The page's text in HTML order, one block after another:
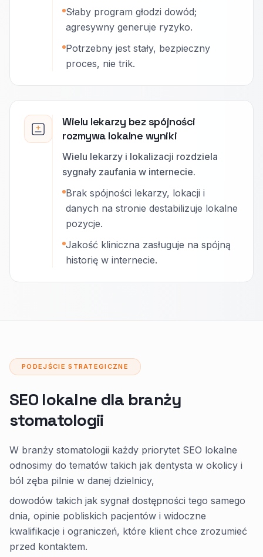
Słaby program głodzi dowód;
agresywny generuje ryzyko.
Potrzebny jest stały, bezpieczny
proces, nie trik.
Wielu lekarzy bez spójności
rozmywa lokalne wyniki
Wielu lekarzy i lokalizacji rozdziela
sygnały zaufania w internecie.
Brak spójności lekarzy, lokacji i
danych na stronie destabilizuje lokalne
pozycje.
Jakość kliniczna zasługuje na spójną
historię w internecie.
PODEJŚCIE STRATEGICZNE
SEO lokalne dla branży
stomatologii
W branży stomatologii każdy priorytet SEO lokalne
odnosimy do tematów takich jak dentysta w okolicy i
ból zęba pilnie w danej dzielnicy,
dowodów takich jak sygnał dostępności tego samego
dnia, opinie pobliskich pacjentów i widoczne
kwalifikacje i ograniczeń, które klient chce zrozumieć
przed kontaktem.